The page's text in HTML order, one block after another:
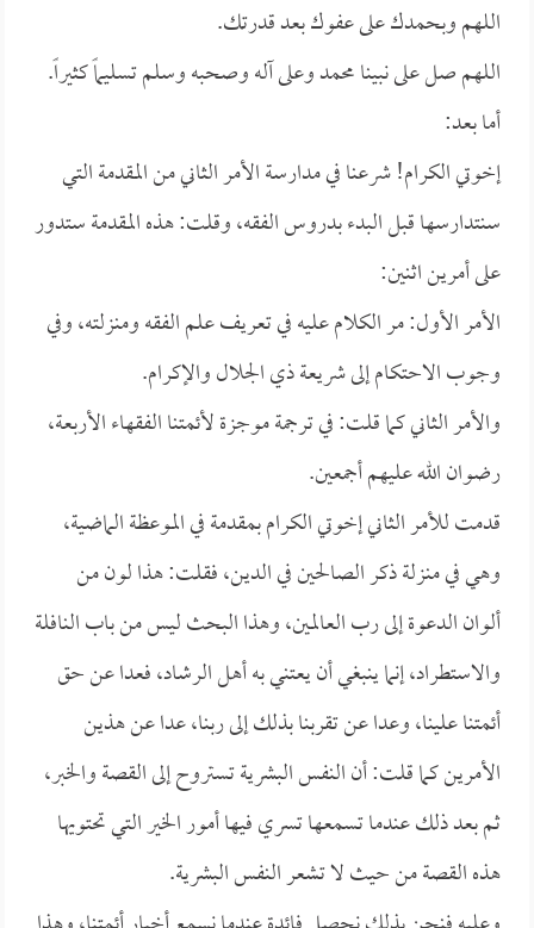
اللهم وبحمدك على عفوك بعد قدرتك.
اللهم صل على نبينا محمد وعلى آله وصحبه وسلم تسليماً كثيراً.
أما بعد:
إخوتي الكرام! شرعنا في مدارسة الأمر الثاني من المقدمة التي
سنتدارسها قبل البدء بدروس الفقه، وقلت: هذه المقدمة ستدور
على أمرين اثنين:
الأمر الأول: مر الكلام عليه في تعريف علم الفقه ومنزلته، وفي
وجوب الاحتكام إلى شريعة ذي الجلال والإكرام.
والأمر الثاني كما قلت: في ترجمة موجزة لأئمتنا الفقهاء الأربعة،
رضوان الله عليهم أجمعين.
قدمت للأمر الثاني إخوتي الكرام بمقدمة في الموعظة الماضية،
وهي في منزلة ذكر الصالحين في الدين، فقلت: هذا لون من
ألوان الدعوة إلى رب العالمين، وهذا البحث ليس من باب النافلة
والاستطراد، إنما ينبغي أن يعتني به أهل الرشاد، فعدا عن حق
أئمتنا علينا، وعدا عن تقربنا بذلك إلى ربنا، عدا عن هذين
الأمرين كما قلت: أن النفس البشرية تستروح إلى القصة والخبر،
ثم بعد ذلك عندما تسمعها تسري فيها أمور الخير التي تحتويها
هذه القصة من حيث لا تشعر النفس البشرية.